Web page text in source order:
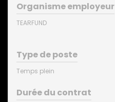
Organisme employeur
TEARFUND
Type de poste
Temps plein
Durée du contrat